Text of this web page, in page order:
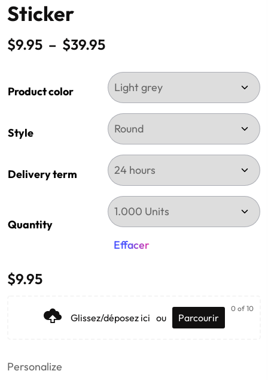
Sticker
$9.95 – $39.95
Product color
Style
Delivery term
Quantity
Effacer
$9.95
Glissez/déposez ici ou Parcourir
0 of 10
Personalize